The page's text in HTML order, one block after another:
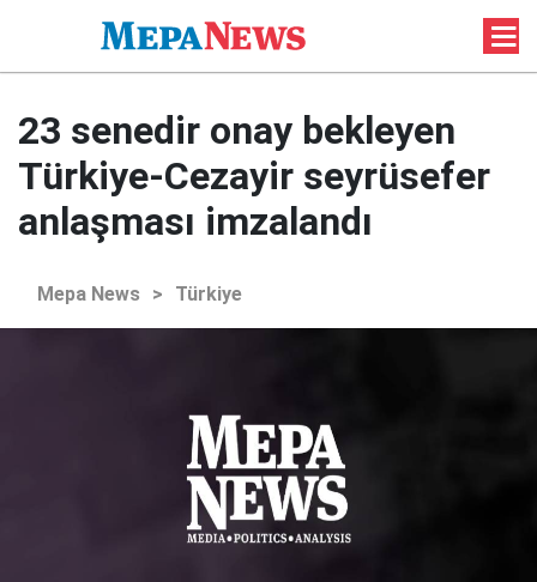
23 senedir onay bekleyen
Türkiye-Cezayir seyrüsefer
anlaşması imzalandı
Mepa News > Türkiye